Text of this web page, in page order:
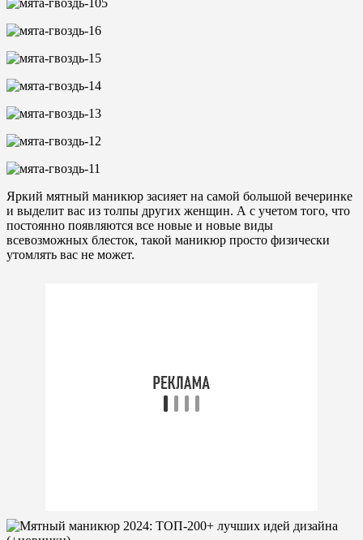
Яркий мятный маникюр засияет на самой большой вечеринке
и выделит вас из толпы других женщин. А с учетом того, что
постоянно появляются все новые и новые виды
всевозможных блесток, такой маникюр просто физически
утомлять вас не может.